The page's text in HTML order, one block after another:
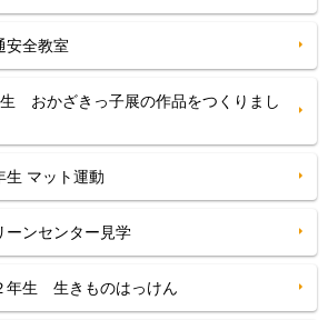
安全教室
おかざきっ子展の作品をつくりまし
生 マット運動
ーンセンター見学
生 生きものはっけん